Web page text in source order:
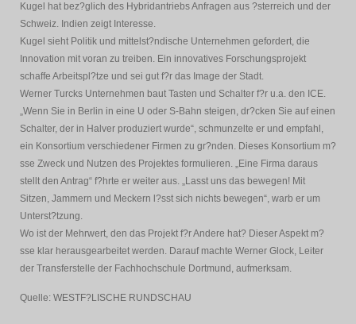
Kugel hat bez?glich des Hybridantriebs Anfragen aus ?sterreich und der
Schweiz. Indien zeigt Interesse.
Kugel sieht Politik und mittelst?ndische Unternehmen gefordert, die
Innovation mit voran zu treiben. Ein innovatives Forschungsprojekt
schaffe Arbeitspl?tze und sei gut f?r das Image der Stadt.
Werner Turcks Unternehmen baut Tasten und Schalter f?r u.a. den ICE.
„Wenn Sie in Berlin in eine U oder S-Bahn steigen, dr?cken Sie auf einen
Schalter, der in Halver produziert wurde“, schmunzelte er und empfahl,
ein Konsortium verschiedener Firmen zu gr?nden. Dieses Konsortium m?
sse Zweck und Nutzen des Projektes formulieren. „Eine Firma daraus
stellt den Antrag“ f?hrte er weiter aus. „Lasst uns das bewegen! Mit
Sitzen, Jammern und Meckern l?sst sich nichts bewegen“, warb er um
Unterst?tzung.
Wo ist der Mehrwert, den das Projekt f?r Andere hat? Dieser Aspekt m?
sse klar herausgearbeitet werden. Darauf machte Werner Glock, Leiter
der Transferstelle der Fachhochschule Dortmund, aufmerksam.
Quelle: WESTF?LISCHE RUNDSCHAU